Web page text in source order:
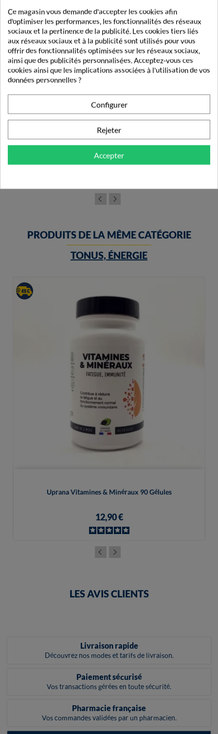
Forté Pharma Fortéveinol 12h 30 Comprimés
11,53 €
PRODUITS DE LA MÊME CATÉGORIE
TONUS, ÉNERGIE
Uprana Vitamines & Minéraux 90 Gélules
12,90 €
LES AVIS CLIENTS
Livraison rapide
Découvrez nos modes et tarifs de livraison.
Paiement sécurisé
Vos transactions gérées en toute sécurité.
Pharmacie française
Vos commandes validées par un pharmacien.
Ce magasin vous demande d'accepter les cookies afin
d'optimiser les performances, les fonctionnalités des réseaux
sociaux et la pertinence de la publicité. Les cookies tiers liés
aux réseaux sociaux et à la publicité sont utilisés pour vous
offrir des fonctionnalités optimisées sur les réseaux sociaux,
ainsi que des publicités personnalisées. Acceptez-vous ces
cookies ainsi que les implications associées à l'utilisation de vos
données personnelles ?
Configurer
Rejeter
Accepter